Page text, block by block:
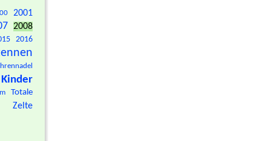
2001
2008
2016
Kinder
Totale
Zelte